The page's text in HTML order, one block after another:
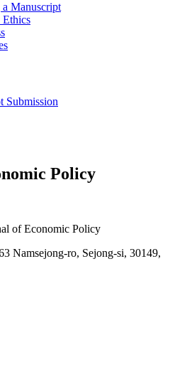
Manuscript
Ethics
Submission
Policy
of Economic Policy
Namsejong-ro, Sejong-si, 30149,